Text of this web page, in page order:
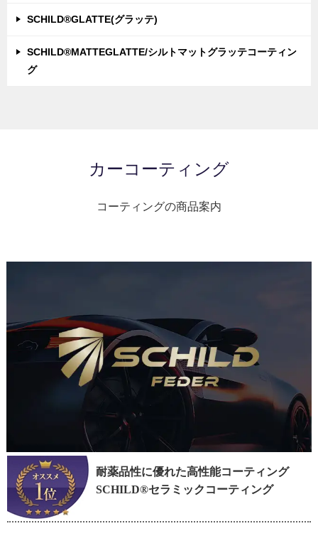
SCHILD®GLATTE(グラッテ)
SCHILD®MATTEGLATTE/シルトマットグラッテコーティン
グ
カーコーティング
コーティングの商品案内
耐薬品性に優れた高性能コーティング
SCHILD®セラミックコーティング